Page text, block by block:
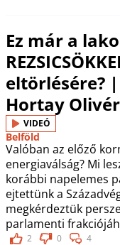
Ez már a
eltörlésére? |
Hortay
VIDEÓ
Belföld
Valóban az előző
energiaválság? Mi
korábbi napelemes
ejtettünk a
megkérdeztük
parlamenti
2 0 4